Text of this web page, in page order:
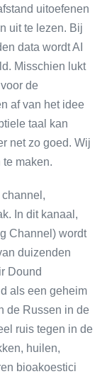
uitoefenen
uit te lezen. Bij
data wordt AI
Misschien lukt
de
af van het idee
taal kan
net zo goed. Wij
te maken.
In dit kanaal,
Channel) wordt
duizenden
Dound
als een geheim
de Russen in de
ruis tegen in de
huilen,
bioakoestici